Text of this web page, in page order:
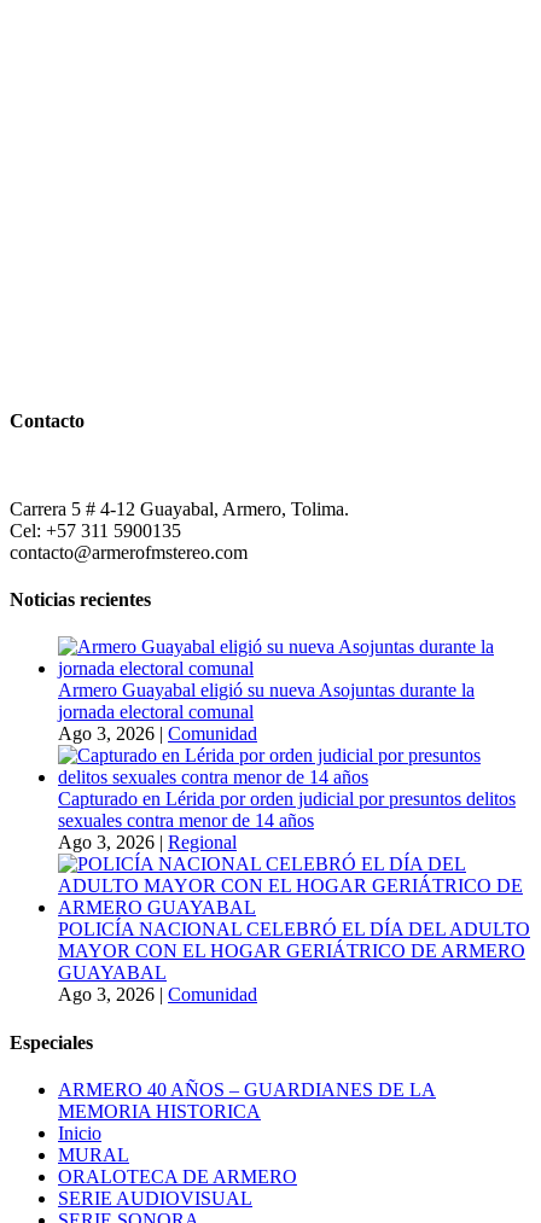
Contacto
Carrera 5 # 4-12 Guayabal, Armero, Tolima.
Cel: +57 311 5900135
contacto@armerofmstereo.com
Noticias recientes
Armero Guayabal eligió su nueva Asojuntas durante la
jornada electoral comunal
Ago 3, 2026 | Comunidad
Capturado en Lérida por orden judicial por presuntos delitos
sexuales contra menor de 14 años
Ago 3, 2026 | Regional
POLICÍA NACIONAL CELEBRÓ EL DÍA DEL ADULTO
MAYOR CON EL HOGAR GERIÁTRICO DE ARMERO
GUAYABAL
Ago 3, 2026 | Comunidad
Especiales
ARMERO 40 AÑOS – GUARDIANES DE LA
MEMORIA HISTORICA
Inicio
MURAL
ORALOTECA DE ARMERO
SERIE AUDIOVISUAL